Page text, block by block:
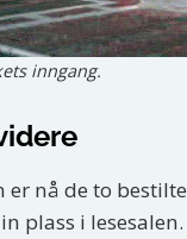
inngang.
nå de to
plass i lesesalen.